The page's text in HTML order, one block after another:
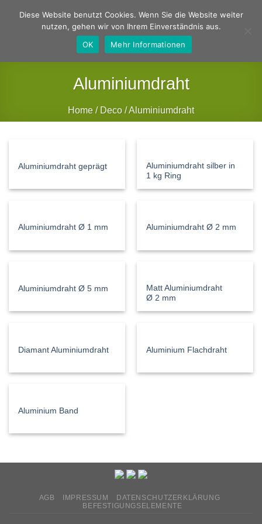
Aluminiumdraht
Home / Deco /Aluminiumdraht
Aluminiumdraht geprägt
Aluminiumdraht silber in
1 kg Ring
Aluminiumdraht Ø 1 mm Aluminiumdraht Ø 2 mm
Aluminiumdraht Ø 5 mm
Matt Aluminiumdraht
Ø 2 mm
Diamant Aluminiumdraht Aluminium Flachdraht
Aluminium Band
AGB IMPRESSUM
DATENSCHUTZERKLÄRUNG
BEFESTIGUNGSELEMENTE
Diese Website benutzt Cookies. Wenn Sie die Website weiter
nutzen, gehen wir von Ihrem Einverständnis aus.
OK
Mehr Informationen